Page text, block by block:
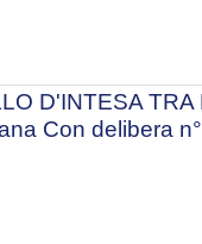
D'INTESA
Con delibera